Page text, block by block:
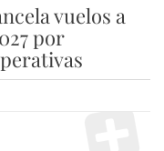
vuelos a
por